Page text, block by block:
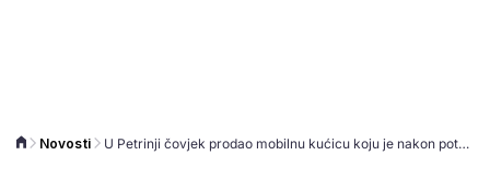
Novosti U Petrinji čovjek prodao mobilnu kućicu koju je nakon potresa dobio na privremeno korištenje